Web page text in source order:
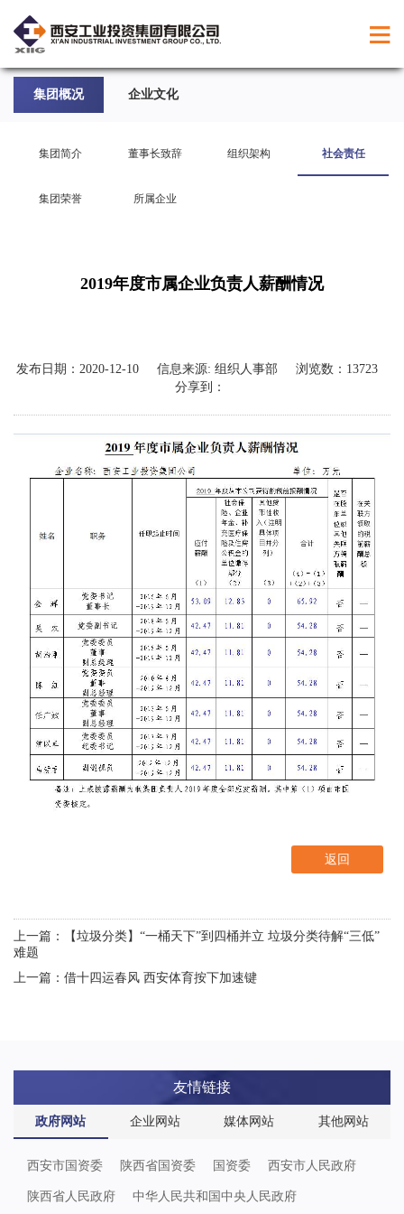
集团概况 企业文化
集团简介 董事长致辞 组织架构 社会责任
集团荣誉 所属企业
2019年度市属企业负责人薪酬情况
发布日期： 2020-12-10信息来源: 组织人事部 浏览数： 13723
分享到：
返回
上一篇：【垃圾分类】“一桶天下”到四桶并立 垃圾分类待解“三低”
难题
上一篇：借十四运春风 西安体育按下加速键
友情链接
政府网站 企业网站 媒体网站 其他网站
西安市国资委 陕西省国资委 国资委 西安市人民政府
陕西省人民政府 中华人民共和国中央人民政府